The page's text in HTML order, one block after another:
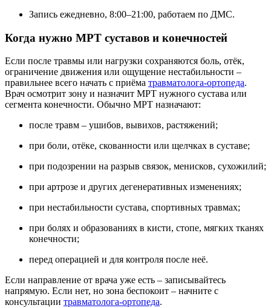
Запись ежедневно, 8:00–21:00, работаем по ДМС.
Когда нужно МРТ суставов и конечностей
Если после травмы или нагрузки сохраняются боль, отёк,
ограничение движения или ощущение нестабильности –
правильнее всего начать с приёма травматолога-ортопеда.
Врач осмотрит зону и назначит МРТ нужного сустава или
сегмента конечности. Обычно МРТ назначают:
после травм – ушибов, вывихов, растяжений;
при боли, отёке, скованности или щелчках в суставе;
при подозрении на разрыв связок, менисков, сухожилий;
при артрозе и других дегенеративных изменениях;
при нестабильности сустава, спортивных травмах;
при болях и образованиях в кисти, стопе, мягких тканях
конечности;
перед операцией и для контроля после неё.
Если направление от врача уже есть – записывайтесь
напрямую. Если нет, но зона беспокоит – начните с
консультации травматолога-ортопеда.